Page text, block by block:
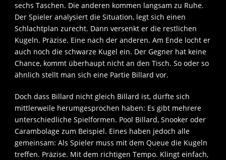
sechs Taschen. Die anderen kommen langsam zu Ruhe.
Der Spieler analysiert die Situation, legt sich einen
Schlachtplan zurecht. Dann versenkt er die restlichen
Kugeln. Präzise. Eine nach der anderen. Am Ende locht er
auch noch die schwarze Kugel ein. Der Gegner hat keine
Chance, kommt überhaupt nicht an den Tisch. So oder so
ähnlich stellt man sich eine Partie Billard vor.
Doch dass Billard nicht gleich Billard ist, dürfte sich
mittlerweile herumgesprochen haben: Es gibt mehrere
unterschiedliche Spielformen. Pool Billard, Snooker oder
Carambolage zum Beispiel. Eines haben jedoch alle
gemeinsam: Als Spieler muss mit dem Queue die Kugeln
treffen. Präzise. Mit dem richtigen Tempo. Klingt einfach,